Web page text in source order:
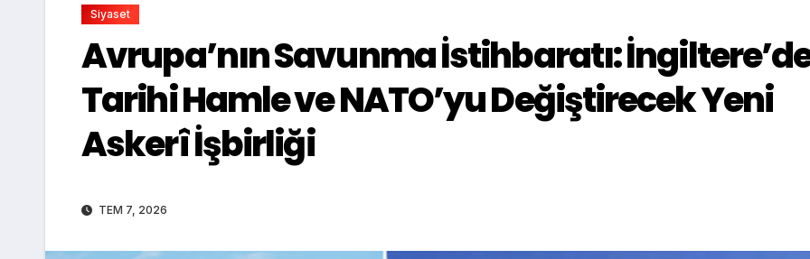
Siyaset
Avrupa’nın Savunma İstihbaratı:
Tarihi Hamle ve NATO’yu Değiştirecek Yeni
Askerî İşbirliği
TEM 7, 2026